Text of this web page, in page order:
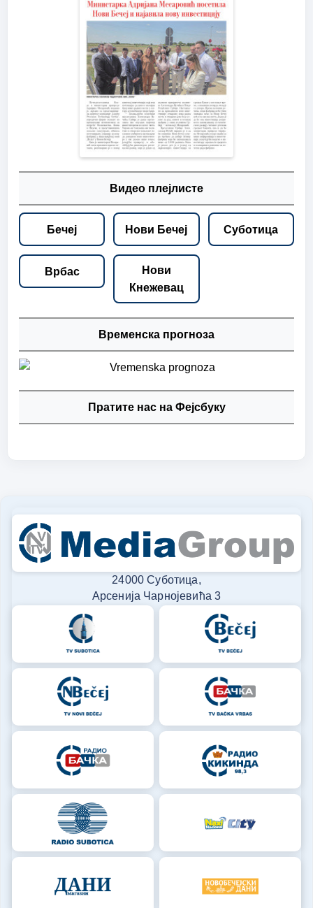
Видео плејлисте
Бечеј Нови Бечеј Суботица
Врбас
Нови
Кнежевац
Временска прогноза
Пратите нас на Фејсбуку
24000 Суботица,
Арсенија Чарнојевића 3